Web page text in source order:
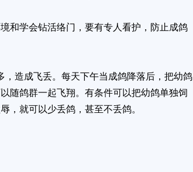
学会钻活络门，要有专人看护，防止成鸽
造成飞丢。每天下午当成鸽降落后，把幼鸽
随鸽群一起飞翔。有条件可以把幼鸽单独饲
，就可以少丢鸽，甚至不丢鸽。